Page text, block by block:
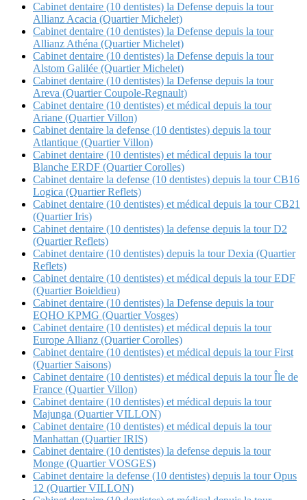
Cabinet dentaire (10 dentistes) la Defense depuis la tour
Allianz Acacia (Quartier Michelet)
Cabinet dentaire (10 dentistes) la Defense depuis la tour
Allianz Athéna (Quartier Michelet)
Cabinet dentaire (10 dentistes) la Defense depuis la tour
Alstom Galilée (Quartier Michelet)
Cabinet dentaire (10 dentistes) la Defense depuis la tour
Areva (Quartier Coupole-Regnault)
Cabinet dentaire (10 dentistes) et médical depuis la tour
Ariane (Quartier Villon)
Cabinet dentaire la defense (10 dentistes) depuis la tour
Atlantique (Quartier Villon)
Cabinet dentaire (10 dentistes) et médical depuis la tour
Blanche ERDF (Quartier Corolles)
Cabinet dentaire la defense (10 dentistes) depuis la tour CB16
Logica (Quartier Reflets)
Cabinet dentaire (10 dentistes) et médical depuis la tour CB21
(Quartier Iris)
Cabinet dentaire (10 dentistes) la defense depuis la tour D2
(Quartier Reflets)
Cabinet dentaire (10 dentistes) depuis la tour Dexia (Quartier
Reflets)
Cabinet dentaire (10 dentistes) et médical depuis la tour EDF
(Quartier Boieldieu)
Cabinet dentaire (10 dentistes) la Defense depuis la tour
EQHO KPMG (Quartier Vosges)
Cabinet dentaire (10 dentistes) et médical depuis la tour
Europe Allianz (Quartier Corolles)
Cabinet dentaire (10 dentistes) et médical depuis la tour First
(Quartier Saisons)
Cabinet dentaire (10 dentistes) et médical depuis la tour Île de
France (Quartier Villon)
Cabinet dentaire (10 dentistes) et médical depuis la tour
Majunga (Quartier VILLON)
Cabinet dentaire (10 dentistes) et médical depuis la tour
Manhattan (Quartier IRIS)
Cabinet dentaire (10 dentistes) la defense depuis la tour
Monge (Quartier VOSGES)
Cabinet dentaire la defense (10 dentistes) depuis la tour Opus
12 (Quartier VILLON)